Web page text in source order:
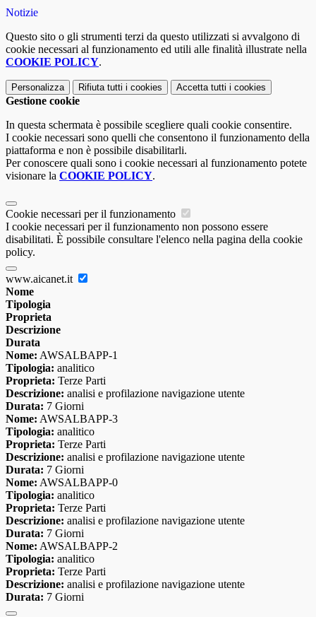
Notizie
Questo sito o gli strumenti terzi da questo utilizzati si avvalgono di
cookie necessari al funzionamento ed utili alle finalità illustrate nella
COOKIE POLICY.
Personalizza Rifiuta tutti i cookies Accetta tutti i cookies
Gestione cookie
In questa schermata è possibile scegliere quali cookie consentire.
I cookie necessari sono quelli che consentono il funzionamento della
piattaforma e non è possibile disabilitarli.
Per conoscere quali sono i cookie necessari al funzionamento potete
visionare la COOKIE POLICY.
Cookie necessari per il funzionamento
I cookie necessari per il funzionamento non possono essere
disabilitati. È possibile consultare l'elenco nella pagina della cookie
policy.
www.aicanet.it
Nome
Tipologia
Proprieta
Descrizione
Durata
Nome: AWSALBAPP-1
Tipologia: analitico
Proprieta: Terze Parti
Descrizione: analisi e profilazione navigazione utente
Durata: 7 Giorni
Nome: AWSALBAPP-3
Tipologia: analitico
Proprieta: Terze Parti
Descrizione: analisi e profilazione navigazione utente
Durata: 7 Giorni
Nome: AWSALBAPP-0
Tipologia: analitico
Proprieta: Terze Parti
Descrizione: analisi e profilazione navigazione utente
Durata: 7 Giorni
Nome: AWSALBAPP-2
Tipologia: analitico
Proprieta: Terze Parti
Descrizione: analisi e profilazione navigazione utente
Durata: 7 Giorni